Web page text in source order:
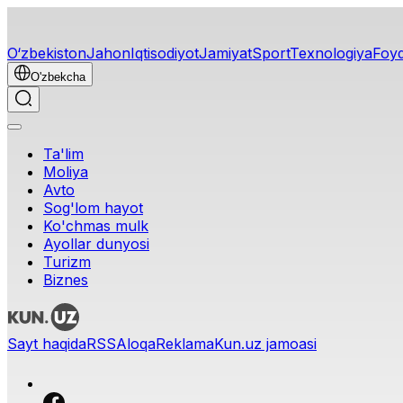
O‘zbekistonJahonIqtisodiyotJamiyatSportTexnologiya
O'zbekcha
Ta'lim
Moliya
Avto
Sog'lom hayot
Ko'chmas mulk
Ayollar dunyosi
Turizm
Biznes
Sayt haqidaRSSAloqaReklamaKun.uz jamoasi